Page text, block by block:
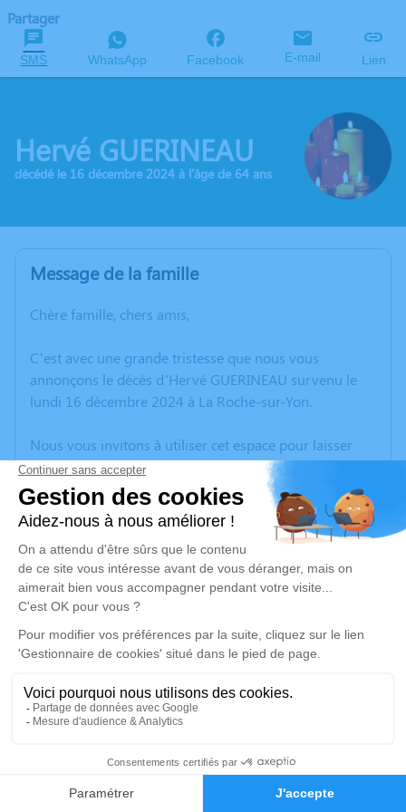
Faire-part Hommages
Partager
SMS WhatsApp Facebook E-mail Lien
Hervé GUERINEAU
décédé le 16 décembre 2024 à l'âge de 64 ans
Message de la famille
Chère famille, chers amis,
C’est avec une grande tristesse que nous vous
annonçons le décès d’Hervé GUERINEAU survenu le
lundi 16 décembre 2024 à La Roche-sur-Yon.
Nous vous invitons à utiliser cet espace pour laisser
vos condoléances, partager des photos souvenirs, une
anecdote ou exprimer vos pensées à travers des
poèmes ou des textes. Cet endroit est un lieu
d'expression dédié à honorer la mémoire d’Hervé
GUERINEAU.
Un service de plantation d’arbre hommage est
disponible ici.
Je rends hommage
Cérémonie religieuse
Eglise de La Chapelle Hermier
La Chapelle Hermier